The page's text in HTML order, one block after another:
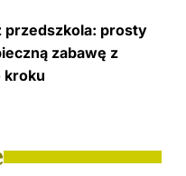
przedszkola: prosty
zabawę z
kroku